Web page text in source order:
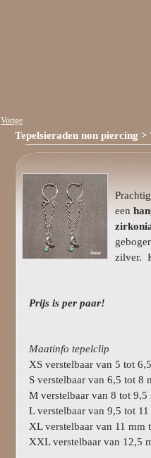
Vorige
Tepelsieraden non piercing >
een
zilver.
Prijs is per paar!
Maatinfo tepelclip
XS verstelbaar van 5 tot
S verstelbaar van 6,5 tot 8
M verstelbaar van 8 tot 9,5
L verstelbaar van 9,5 tot
XL verstelbaar van 11 mm
XXL verstelbaar van 12,5